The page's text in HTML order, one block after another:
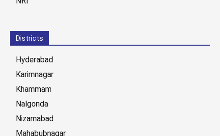
Districts
Hyderabad
Karimnagar
Khammam
Nalgonda
Nizamabad
Mahabubnagar